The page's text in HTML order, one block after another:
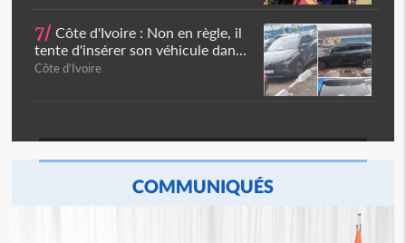
7/ Côte d'Ivoire : Non en règle, il
tente d'insérer son véhicule dan...
Côte d'Ivoire
COMMUNIQUÉS